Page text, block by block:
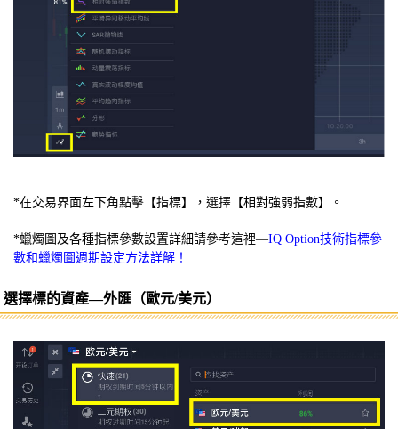
*在交易界面左下角點擊【指標】，選擇【相對強弱指數】。
*蠟燭圖及各種指標參數設置詳細請參考這裡—IQ Option技術指標參
數和蠟燭圖週期設定方法詳解！
選擇標的資產—外匯（歐元/美元）